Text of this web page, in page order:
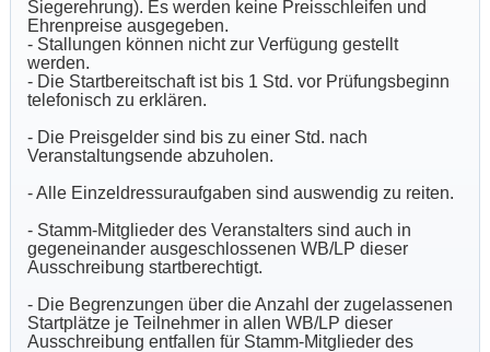
Siegerehrung). Es werden keine Preisschleifen und
Ehrenpreise ausgegeben.
- Stallungen können nicht zur Verfügung gestellt
werden.
- Die Startbereitschaft ist bis 1 Std. vor Prüfungsbeginn
telefonisch zu erklären.
- Die Preisgelder sind bis zu einer Std. nach
Veranstaltungsende abzuholen.
- Alle Einzeldressuraufgaben sind auswendig zu reiten.
- Stamm-Mitglieder des Veranstalters sind auch in
gegeneinander ausgeschlossenen WB/LP dieser
Ausschreibung startberechtigt.
- Die Begrenzungen über die Anzahl der zugelassenen
Startplätze je Teilnehmer in allen WB/LP dieser
Ausschreibung entfallen für Stamm-Mitglieder des